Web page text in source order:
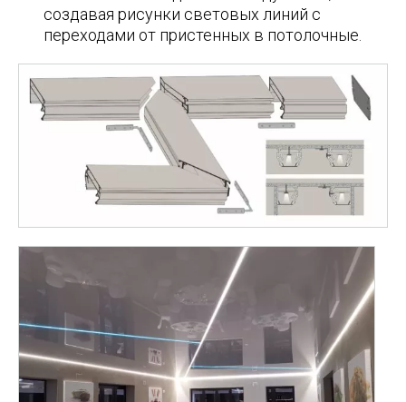
создавая рисунки световых линий с
переходами от пристенных в потолочные.